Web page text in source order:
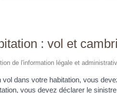
: vol et
de l'information légale et
dans votre habitation, vous
vous devez déclarer le